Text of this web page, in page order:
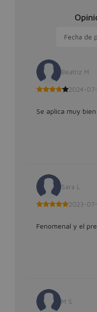
Beatriz M
2024-
Se aplica muy bien
Sara L
2023-
Fenomenal y el
M S